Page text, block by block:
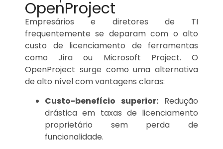
OpenProject
Empresários e diretores de TI
frequentemente se deparam com o alto
custo de licenciamento de ferramentas
como Jira ou Microsoft Project. O
OpenProject surge como uma alternativa
de alto nível com vantagens claras:
Custo-benefício superior: Redução
drástica em taxas de licenciamento
proprietário sem perda de
funcionalidade.